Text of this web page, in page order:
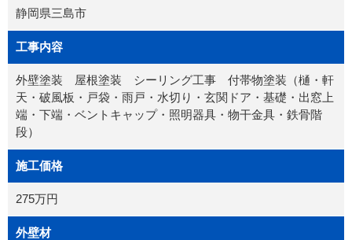
静岡県三島市
工事内容
外壁塗装 屋根塗装 シーリング工事 付帯物塗装（樋・軒
天・破風板・戸袋・雨戸・水切り・玄関ドア・基礎・出窓上
端・下端・ベントキャップ・照明器具・物干金具・鉄骨階
段）
施工価格
275万円
外壁材